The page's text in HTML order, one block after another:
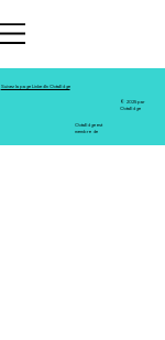
Suivez la page LinkedIn OctaEdge
© 2025 par
OctaEdge
OctaEdge est
membre de